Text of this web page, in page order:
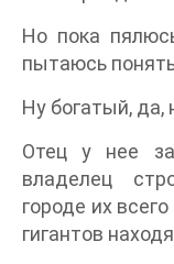
Но пока
пытаюсь
Ну богатый, да,
Отец у нее
владелец
городе их
гигантов